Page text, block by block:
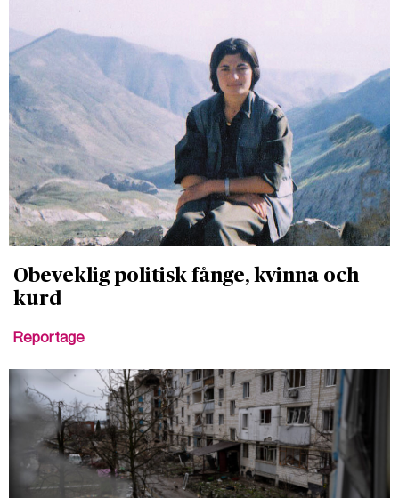
Obeveklig politisk fånge, kvinna och
kurd
Reportage